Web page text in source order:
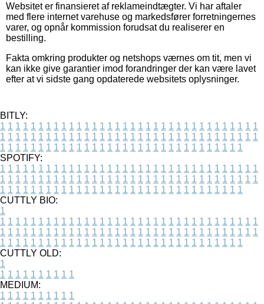
Websitet er finansieret af reklameindtægter. Vi har aftaler
med flere internet varehuse og markedsfører forretningernes
varer, og opnår kommission forudsat du realiserer en
bestilling.
Fakta omkring produkter og netshops værnes om tit, men vi
kan ikke give garantier imod forandringer der kan være lavet
efter at vi sidste gang opdaterede websitets oplysninger.
BITLY:
1 1 1 1 1 1 1 1 1 1 1 1 1 1 1 1 1 1 1 1 1 1 1 1 1 1 1 1 1 1 1 1 1 1
1 1 1 1 1 1 1 1 1 1 1 1 1 1 1 1 1 1 1 1 1 1 1 1 1 1 1 1 1 1 1 1 1 1
1 1 1 1 1 1 1 1 1 1 1 1 1 1 1 1 1 1 1 1 1 1 1 1 1 1 1 1 1 1 1 1
SPOTIFY:
1 1 1 1 1 1 1 1 1 1 1 1 1 1 1 1 1 1 1 1 1 1 1 1 1 1 1 1 1 1 1 1 1 1
1 1 1 1 1 1 1 1 1 1 1 1 1 1 1 1 1 1 1 1 1 1 1 1 1 1 1 1 1 1 1 1 1 1
1 1 1 1 1 1 1 1 1 1 1 1 1 1 1 1 1 1 1 1 1 1 1 1 1 1 1 1 1 1 1 1
CUTTLY BIO:
1
1 1 1 1 1 1 1 1 1 1 1 1 1 1 1 1 1 1 1 1 1 1 1 1 1 1 1 1 1 1 1 1 1 1
1 1 1 1 1 1 1 1 1 1 1 1 1 1 1 1 1 1 1 1 1 1 1 1 1 1 1 1 1 1 1 1 1 1
1 1 1 1 1 1 1 1 1 1 1 1 1 1 1 1 1 1 1 1 1 1 1 1 1 1 1 1 1 1 1 1
CUTTLY OLD:
1
1 1 1 1 1 1 1 1 1 1
MEDIUM:
1 1 1 1 1 1 1 1 1 1